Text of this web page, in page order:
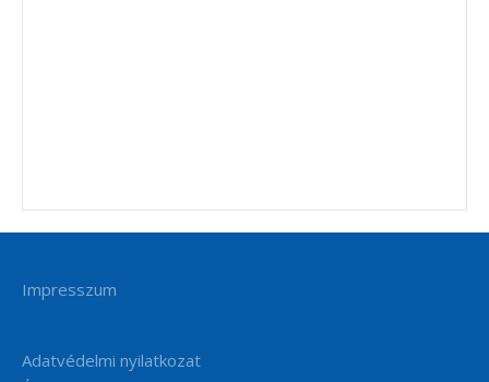
Impresszum
Adatvédelmi nyilatkozat